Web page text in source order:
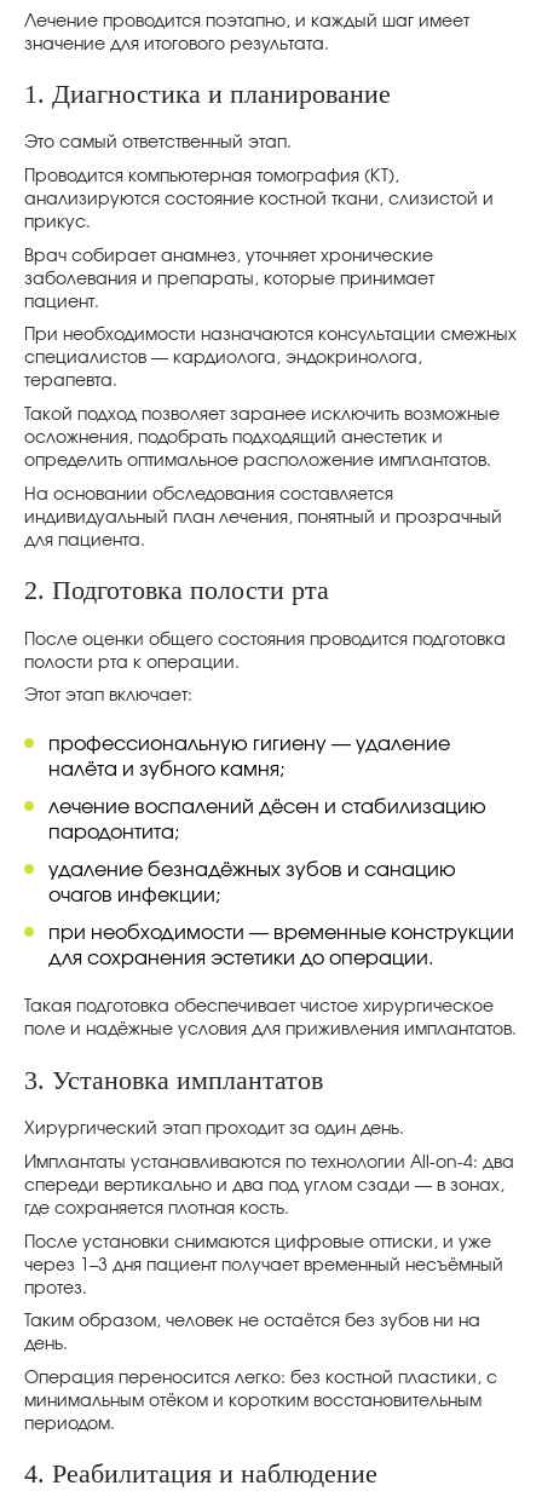
Лечение проводится поэтапно, и каждый шаг имеет
значение для итогового результата.
1. Диагностика и планирование
Это самый ответственный этап.
Проводится компьютерная томография (КТ),
анализируются состояние костной ткани, слизистой и
прикус.
Врач собирает анамнез, уточняет хронические
заболевания и препараты, которые принимает
пациент.
При необходимости назначаются консультации смежных
специалистов — кардиолога, эндокринолога,
терапевта.
Такой подход позволяет заранее исключить возможные
осложнения, подобрать подходящий анестетик и
определить оптимальное расположение имплантатов.
На основании обследования составляется
индивидуальный план лечения, понятный и прозрачный
для пациента.
2. Подготовка полости рта
После оценки общего состояния проводится подготовка
полости рта к операции.
Этот этап включает:
профессиональную гигиену — удаление
налёта и зубного камня;
лечение воспалений дёсен и стабилизацию
пародонтита;
удаление безнадёжных зубов и санацию
очагов инфекции;
при необходимости — временные конструкции
для сохранения эстетики до операции.
Такая подготовка обеспечивает чистое хирургическое
поле и надёжные условия для приживления имплантатов.
3. Установка имплантатов
Хирургический этап проходит за один день.
Имплантаты устанавливаются по технологии All-on-4: два
спереди вертикально и два под углом сзади — в зонах,
где сохраняется плотная кость.
После установки снимаются цифровые оттиски, и уже
через 1–3 дня пациент получает временный несъёмный
протез.
Таким образом, человек не остаётся без зубов ни на
день.
Операция переносится легко: без костной пластики, с
минимальным отёком и коротким восстановительным
периодом.
4. Реабилитация и наблюдение